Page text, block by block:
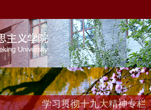
学习贯彻十九大精神专栏